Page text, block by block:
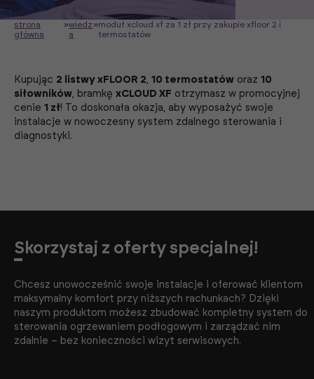
strona
główna
»wiedz
a
»moduł xcloud xf za 1 zł przy zakupie xfloor 2 i
termostatów
Kupując 2 listwy xFLOOR 2, 10 termostatów oraz 10
siłowników, bramkę xCLOUD XF otrzymasz w promocyjnej
cenie 1 zł! To doskonała okazja, aby wyposażyć swoje
instalacje w nowoczesny system zdalnego sterowania i
diagnostyki.
Skorzystaj z oferty specjalnej!
Chcesz unowocześnić swoje instalacje i oferować klientom
maksymalny komfort przy niższych rachunkach? Dzięki
naszym produktom możesz zbudować kompletny system do
sterowania ogrzewaniem podłogowym i zarządzać nim
zdalnie – bez konieczności wizyt serwisowych.